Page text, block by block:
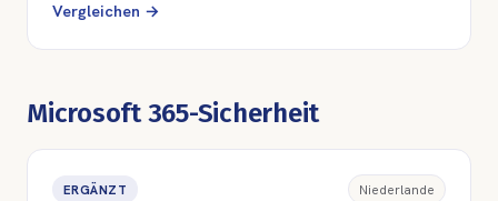
Vergleichen →
Microsoft 365-Sicherheit
ERGÄNZT Niederlande